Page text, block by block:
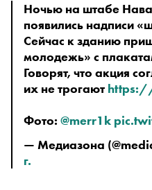
Ночью на штабе
появились надписи
Сейчас к зданию
молодежь» с
Говорят, что акция
их не трогают
Фото: @merr1k
— Медиазона
г.